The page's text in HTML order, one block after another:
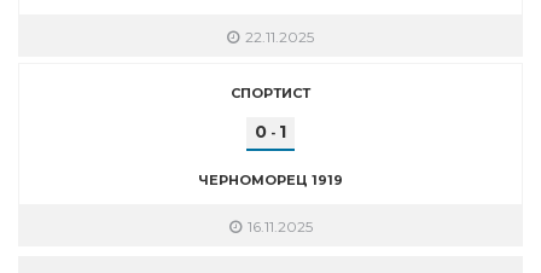
22.11.2025
СПОРТИСТ
0 - 1
ЧЕРНОМОРЕЦ 1919
16.11.2025